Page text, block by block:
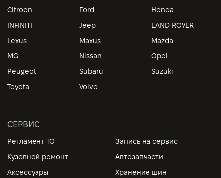
Citroen Ford
Honda
INFINITI
Jeep
LAND ROVER
Lexus
Maxus
Mazda
MG
Nissan
Opel
Peugeot
Subaru
Suzuki
Toyota
Volvo
СЕРВИС
Регламент ТО
Запись на сервис
Кузовной ремонт
Автозапчасти
Аксессуары
Хранение шин